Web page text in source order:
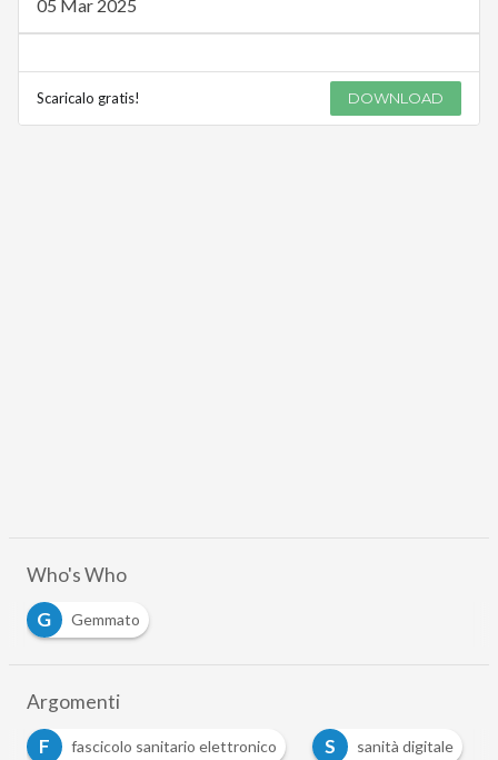
05 Mar 2025
Scaricalo gratis! DOWNLOAD
Who's Who
G
Gemmato
Argomenti
F
fascicolo sanitario elettronico S sanità digitale